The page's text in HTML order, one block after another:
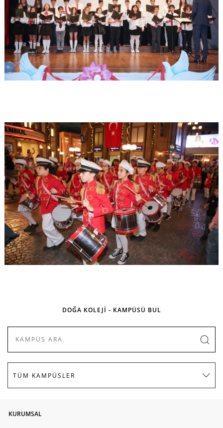
DOĞA KOLEJİ - KAMPÜSÜ BUL
KURUMSAL